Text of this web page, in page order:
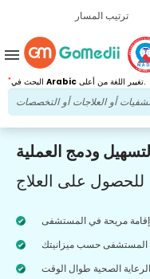
ترتيب المسار
* Arabic تغيير اللغة من أعلى.
menu
لتسهيل ودمج العملية
للحصول على العلاج
إقامة مريحة في المستشفى
المستشفى حسب ميزانيتك
الصحية طوال الوقت